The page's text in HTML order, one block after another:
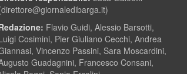
direttore@giornaledibarga.it)
Flavio Guidi, Alessio Barsotti,
Cosimini, Pier Giuliano Cecchi, Andrea
Vincenzo Passini, Sara Moscardini,
Guadagnini, Francesco Consani,